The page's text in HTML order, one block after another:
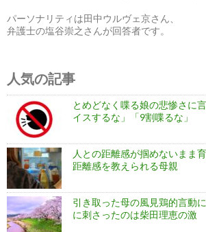
パーソナリティは田中ウルヴェ京さん、
弁護士の塩谷崇之さんが回答者です。
人気の記事
とめどなく喋る娘の悲惨さに
イスするな」「9割喋るな」
人との距離感が掴めないまま
距離感を教えられる母親
引き取った母の風見鶏的言動
に刺さったのは柴田理恵の激